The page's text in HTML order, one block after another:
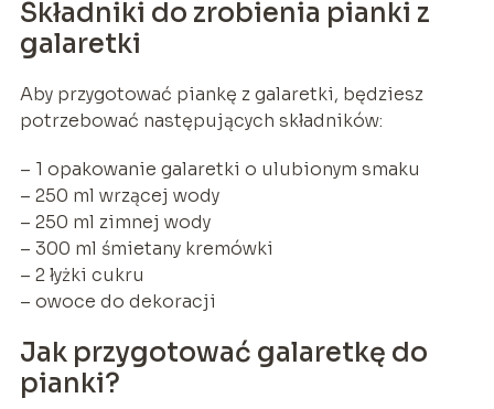
Składniki do zrobienia pianki z
galaretki
Aby przygotować piankę z galaretki, będziesz
potrzebować następujących składników:
– 1 opakowanie galaretki o ulubionym smaku
– 250 ml wrzącej wody
– 250 ml zimnej wody
– 300 ml śmietany kremówki
– 2 łyżki cukru
– owoce do dekoracji
Jak przygotować galaretkę do
pianki?